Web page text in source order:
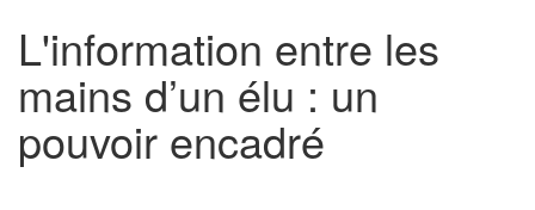
L'information entre les
mains d’un élu : un
pouvoir encadré